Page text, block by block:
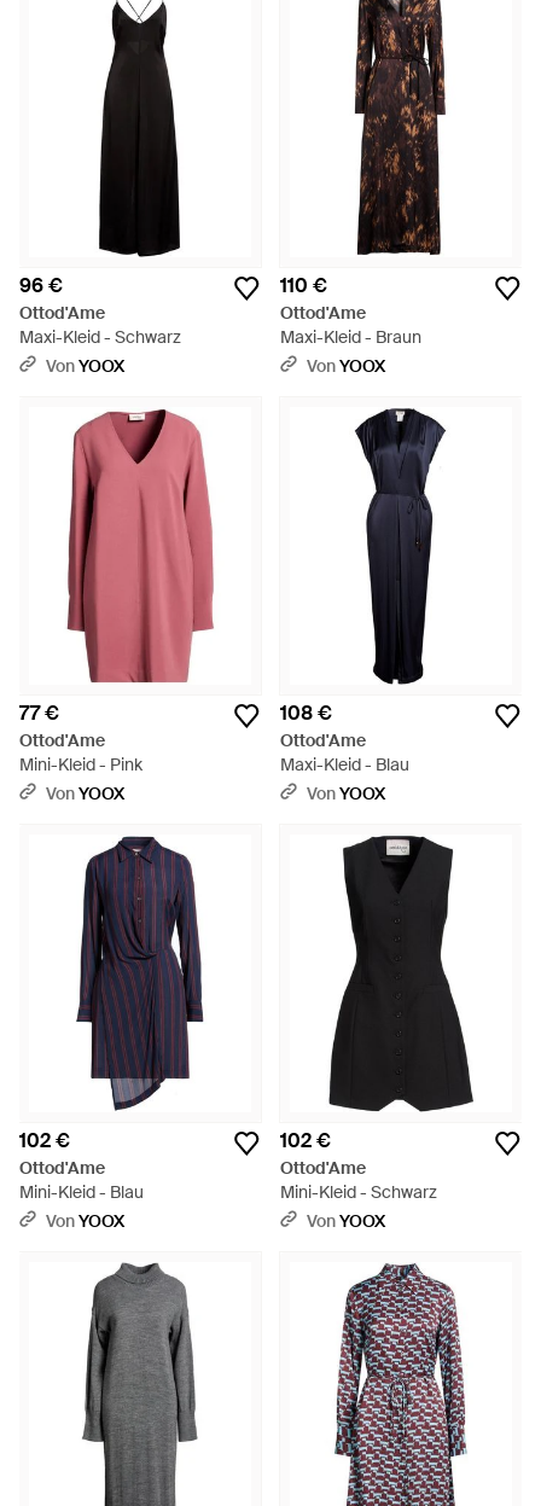
96 €
Ottod'Ame
Maxi-Kleid - Schwarz
VonYOOX
110 €
Ottod'Ame
Maxi-Kleid - Braun
VonYOOX
77 €
Ottod'Ame
Mini-Kleid - Pink
VonYOOX
108 €
Ottod'Ame
Maxi-Kleid - Blau
VonYOOX
102 €
Ottod'Ame
Mini-Kleid - Blau
VonYOOX
102 €
Ottod'Ame
Mini-Kleid - Schwarz
VonYOOX